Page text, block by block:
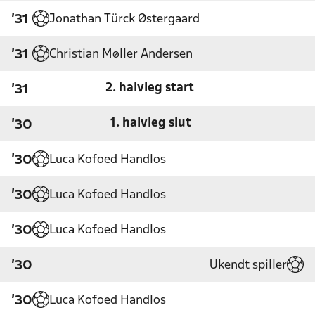
'31 Jonathan Türck Østergaard
'31 Christian Møller Andersen
'31 2. halvleg start
'30 1. halvleg slut
'30 Luca Kofoed Handlos
'30 Luca Kofoed Handlos
'30 Luca Kofoed Handlos
'30 Ukendt spiller
'30 Luca Kofoed Handlos